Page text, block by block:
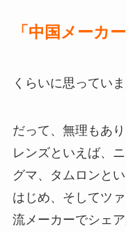
「中国メーカ
くらいに思っていま
だって、無理もあり
レンズといえば、
グマ、タムロンと
はじめ、そしてツ
流メーカーでシェ